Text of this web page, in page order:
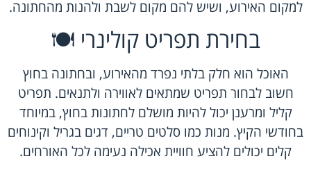
למקום האירוע, ושיש להם מקום לשבת ולהנות מהחתונה.
בחירת תפריט קולינרי 🍽️
האוכל הוא חלק בלתי נפרד מהאירוע, ובחתונה בחוץ
חשוב לבחור תפריט שמתאים לאווירה ולתנאים. תפריט
קליל ומרענן יכול להיות מושלם לחתונות בחוץ, במיוחד
בחודשי הקיץ. מנות כמו סלטים טריים, דגים בגריל וקינוחים
קלים יכולים להציע חוויית אכילה נעימה לכל האורחים.